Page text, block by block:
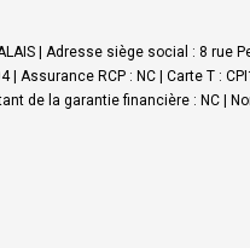
| Adresse siège social : 8 rue
| Assurance RCP : NC | Carte T :
de la garantie financière : NC |